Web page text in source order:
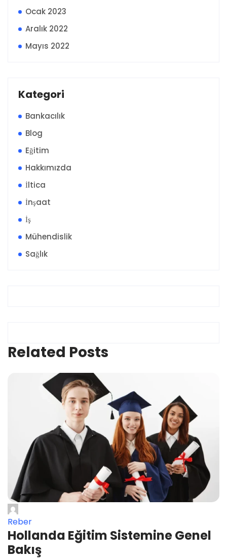
Ocak 2023
Aralık 2022
Mayıs 2022
Kategori
Bankacılık
Blog
Eğitim
Hakkımızda
İltica
İnşaat
İş
Mühendislik
Sağlık
Related Posts
Reber
Hollanda Eğitim Sistemine Genel
Bakış